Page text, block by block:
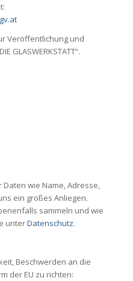
Veröffentlichung und
GLASWERKSTATT“.
wie Name, Adresse,
ein großes Anliegen.
sammeln und wie
unterDatenschutz.
Beschwerden an die
der EU zu richten: